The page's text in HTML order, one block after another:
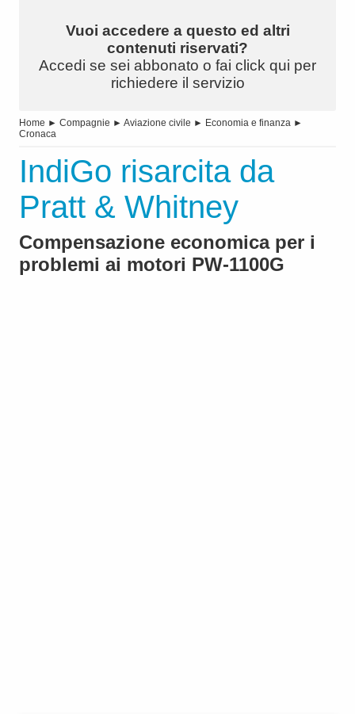
Vuoi accedere a questo ed altri
contenuti riservati?
Accedi se sei abbonato o fai click qui per
richiedere il servizio
Home ► Compagnie ► Aviazione civile ► Economia e finanza ►
Cronaca
IndiGo risarcita da
Pratt & Whitney
Compensazione economica per i
problemi ai motori PW-1100G